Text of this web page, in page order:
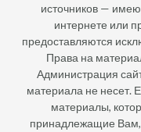
источников —
интернете или
предоставляются
Права на
Администрация
материала не несет.
материалы,
принадлежащие